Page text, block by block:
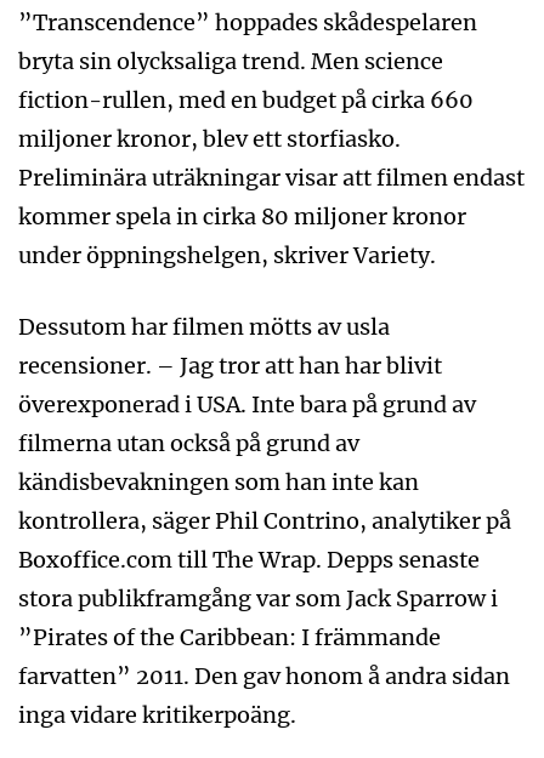
”Transcendence” hoppades skådespelaren
bryta sin olycksaliga trend. Men science
fiction-rullen, med en budget på cirka 660
miljoner kronor, blev ett storfiasko.
Preliminära uträkningar visar att filmen endast
kommer spela in cirka 80 miljoner kronor
under öppningshelgen, skriver Variety.
Dessutom har filmen mötts av usla
recensioner. – Jag tror att han har blivit
överexponerad i USA. Inte bara på grund av
filmerna utan också på grund av
kändisbevakningen som han inte kan
kontrollera, säger Phil Contrino, analytiker på
Boxoffice.com till The Wrap. Depps senaste
stora publikframgång var som Jack Sparrow i
”Pirates of the Caribbean: I främmande
farvatten” 2011. Den gav honom å andra sidan
inga vidare kritikerpoäng.